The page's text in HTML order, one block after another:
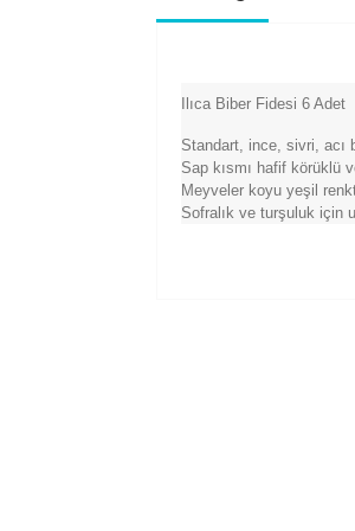
Ilıca Biber Fidesi 6 Adet
Standart, ince, sivri, acı
Sap kısmı hafif körüklü
Meyveler koyu yeşil
Sofralık ve turşuluk için